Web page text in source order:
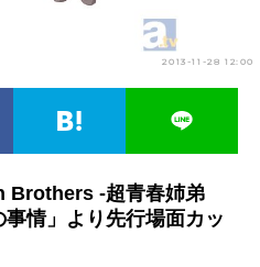
2013-11-28 12:00
Brothers -超青春姉弟
情」より先行場面カッ